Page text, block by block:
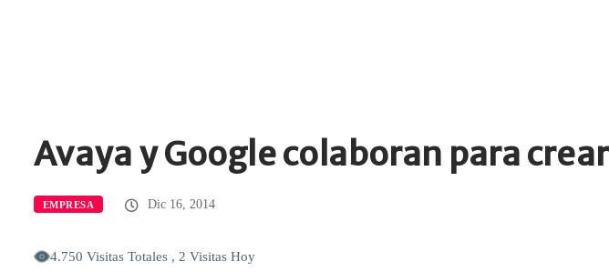
Avaya y Google colaboran para
EMPRESA Dic 16, 2014
4.750 Visitas Totales , 2 Visitas Hoy